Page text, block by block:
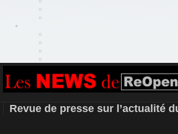
REOPEN911 –
Revue de presse sur l’actualité